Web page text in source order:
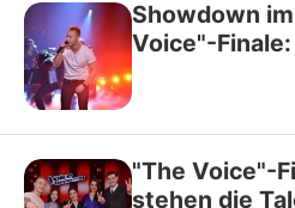
Showdown
Voice"-
"The Voice"-
stehen die